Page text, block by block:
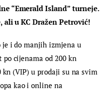
“Emerald Island” turneje.
ali u KC Dražen Petrović!
je i do manjih izmjena u
cijenama od 200 kn
(VIP) u prodaji su na svim
kao i online na